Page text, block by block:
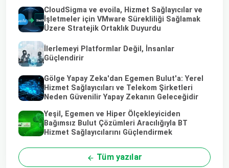
CloudSigma ve evoila, Hizmet Sağlayıcılar ve
İşletmeler için VMware Sürekliliği Sağlamak
Üzere Stratejik Ortaklık Duyurdu
İlerlemeyi Platformlar Değil, İnsanlar
Güçlendirir
Gölge Yapay Zeka'dan Egemen Bulut'a: Yerel
Hizmet Sağlayıcıları ve Telekom Şirketleri
Neden Güvenilir Yapay Zekanın Geleceğidir
Yeşil, Egemen ve Hiper Ölçekleyiciden
Bağımsız Bulut Çözümleri Aracılığıyla BT
Hizmet Sağlayıcılarını Güçlendirmek
Tüm yazılar